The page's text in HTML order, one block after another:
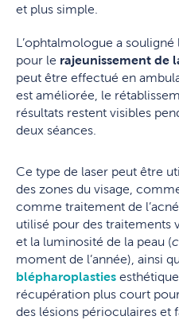
et plus simple.
L’ophtalmologue a
pour le rajeunissement de
peut être effectué en
est améliorée, le
résultats restent visibles
deux séances.
Ce type de laser peut être
des zones du visage,
comme traitement de
utilisé pour des traitements
et la luminosité de la peau (
moment de l’année), ainsi
blépharoplasties
récupération plus court
des lésions périoculaires et